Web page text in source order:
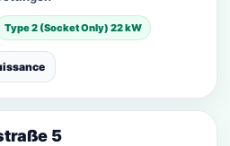
Type 2 (Socket Only) 22 kW
5